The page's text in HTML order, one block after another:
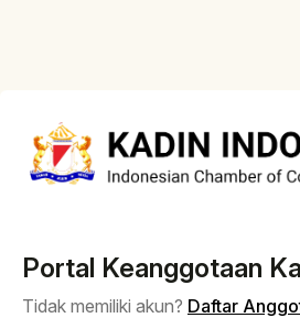
Portal Keanggotaan
Tidak memiliki akun? Daftar